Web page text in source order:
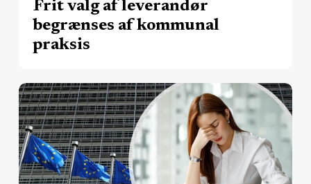
Frit valg af leverandør
begrænses af kommunal
praksis
Faldgruber
i
nyt
EU-
regelsæt